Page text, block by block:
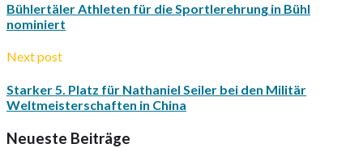
Bühlertäler Athleten für die Sportlerehrung in Bühl
nominiert
Next post
Starker 5. Platz für Nathaniel Seiler bei den Militär
Weltmeisterschaften in China
Neueste Beiträge